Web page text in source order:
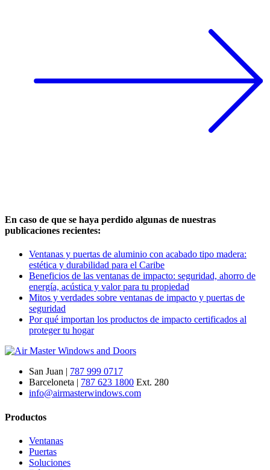
En caso de que se haya perdido algunas de nuestras
publicaciones recientes:
Ventanas y puertas de aluminio con acabado tipo madera:
estética y durabilidad para el Caribe
Beneficios de las ventanas de impacto: seguridad, ahorro de
energía, acústica y valor para tu propiedad
Mitos y verdades sobre ventanas de impacto y puertas de
seguridad
Por qué importan los productos de impacto certificados al
proteger tu hogar
San Juan | 787 999 0717
Barceloneta | 787 623 1800 Ext. 280
info@airmasterwindows.com
Productos
Ventanas
Puertas
Soluciones